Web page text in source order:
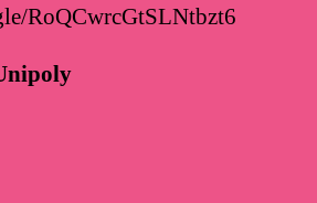
RoQCwrcGtSLNtbzt6